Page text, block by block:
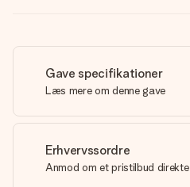
Gave specifikationer
Læs mere om denne gave
Erhvervssordre
Anmod om et pristilbud direkte